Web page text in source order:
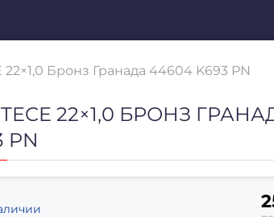
22×1,0 Бронз Гранада 44604 K693 PN
TECE 22×1,0 БРОНЗ
PN